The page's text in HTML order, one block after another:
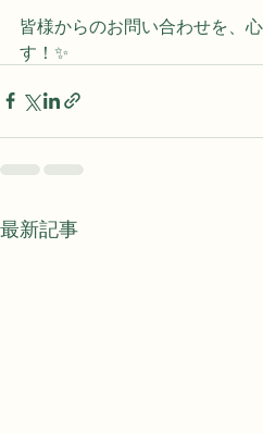
皆様からのお問い合わせを、
す！✨
最新記事